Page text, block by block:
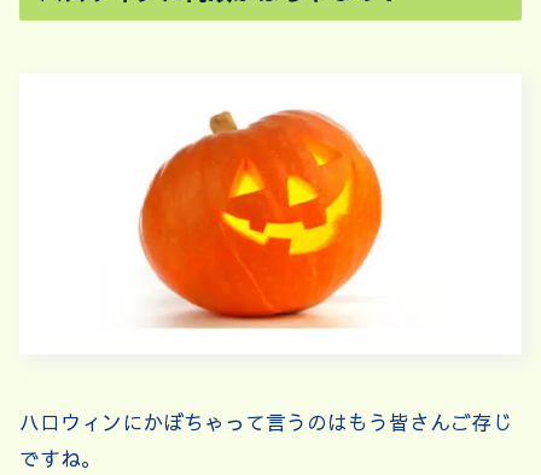
ハロウィンにかぼちゃって言うのはもう皆さんご存じ
ですね。